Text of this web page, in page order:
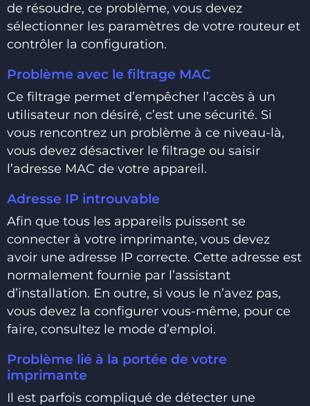
de résoudre, ce problème, vous devez
sélectionner les paramètres de votre routeur et
contrôler la configuration.
Problème avec le filtrage MAC
Ce filtrage permet d’empêcher l’accès à un
utilisateur non désiré, c’est une sécurité. Si
vous rencontrez un problème à ce niveau-là,
vous devez désactiver le filtrage ou saisir
l’adresse MAC de votre appareil.
Adresse IP introuvable
Afin que tous les appareils puissent se
connecter à votre imprimante, vous devez
avoir une adresse IP correcte. Cette adresse est
normalement fournie par l’assistant
d’installation. En outre, si vous le n’avez pas,
vous devez la configurer vous-même, pour ce
faire, consultez le mode d’emploi.
Problème lié à la portée de votre
imprimante
Il est parfois compliqué de détecter une